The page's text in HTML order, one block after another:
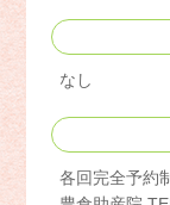
なし
各回完全予約